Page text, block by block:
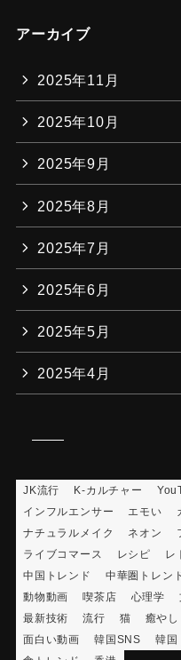
アーカイブ
2025年11月
2025年10月
2025年9月
2025年8月
2025年7月
2025年6月
2025年5月
2025年4月
JK流行 K-カルチャー
インフルエンサー
エモい
ナチュラルメイク
ネオン
ライブコマース
レシピ レ
中国トレンド
中華圏トレン
動物動画
喫茶店 心理学
最新技術
流行 猫 癒やし
面白い動画
韓国SNS 韓国